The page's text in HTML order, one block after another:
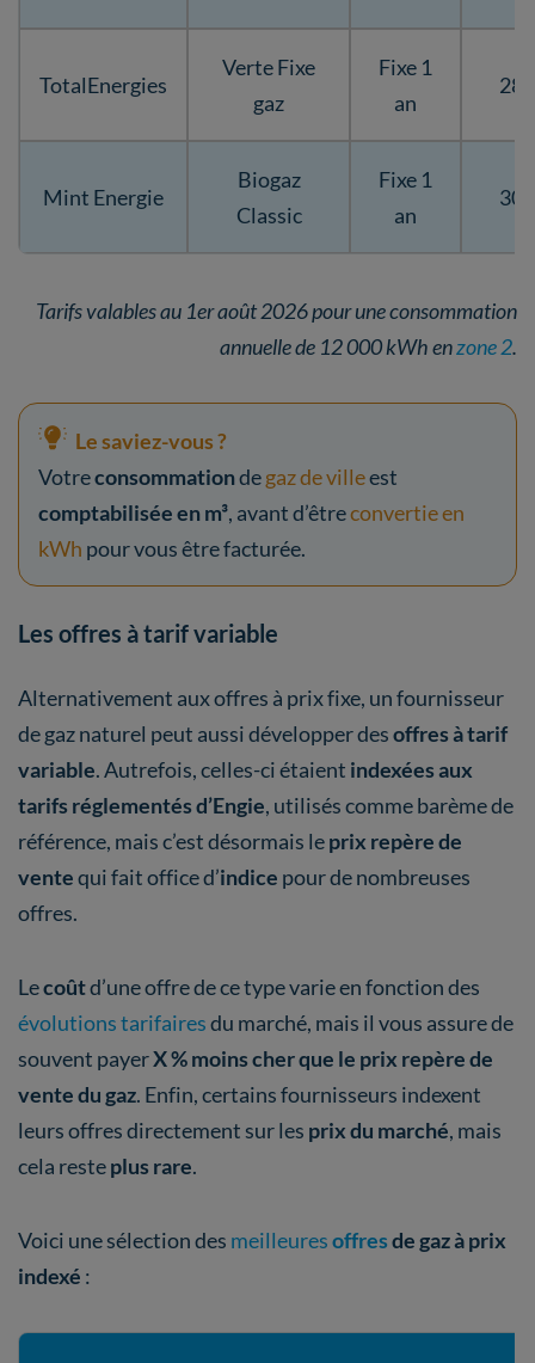
TotalEnergies
Verte Fixe
gaz
Fixe 1
an
Mint Energie
Biogaz
Classic
Fixe 1
an
Tarifs valables au 1er août 2026 pour une consommation
annuelle de 12 000 kWh enzone 2.
Le saviez-vous ?
Votreconsommationdegaz de villeest
comptabilisée en m³, avant d’êtreconvertie en
kWh pour vous être facturée.
Les offres à tarif variable
Alternativement aux offres à prix fixe, un fournisseur
de gaz naturel peut aussi développer desoffres à tarif
variable. Autrefois, celles-ci étaient indexées aux
tarifs réglementés d’Engie, utilisés comme barème de
référence, mais c’est désormais leprix repère de
ventequi fait office d’indice pour de nombreuses
offres.
Lecoûtd’une offre de ce type varie en fonction des
évolutions tarifairesdu marché, mais il vous assure de
souvent payerX % moins cher que le prix repère de
vente du gaz. Enfin, certains fournisseurs indexent
leurs offres directement sur les prix du marché, mais
cela resteplus rare.
Voici une sélection des meilleuresoffresde gaz à prix
indexé :